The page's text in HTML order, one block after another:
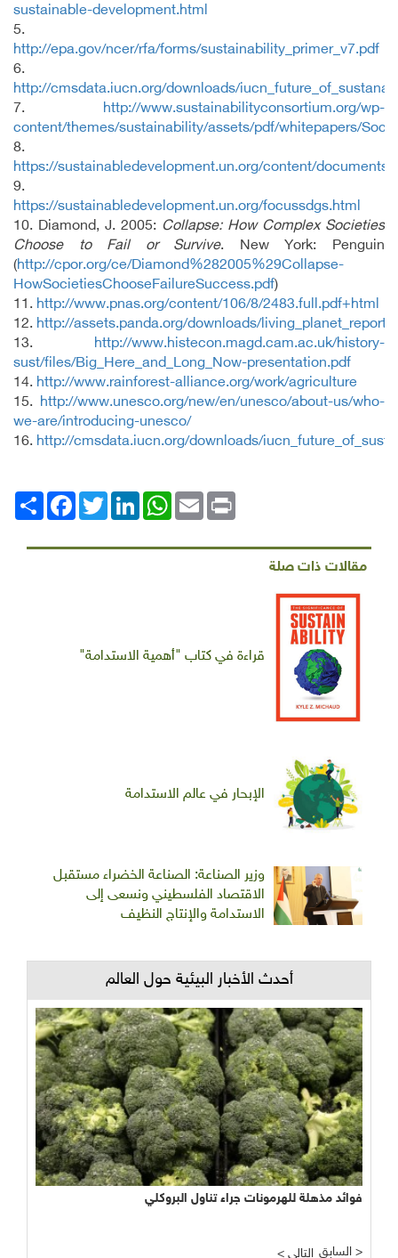
sustainable-development.html
5.
http://epa.gov/ncer/rfa/forms/sustainability_primer_v7.pdf
6.
http://cmsdata.iucn.org/downloads/
7. http://www.sustainabilityconsortium.org/wp-
content/themes/sustainability/assets/pdf/whitepapers/
8.
https://sustainabledevelopment.un.org/content/documents/
9.
https://sustainabledevelopment.un.org/focussdgs.html
10. Diamond, J. 2005: Collapse: How Complex Societies
Choose to Fail or Survive. New York: Penguin
(http://cpor.org/ce/Diamond%282005%29Collapse-
HowSocietiesChooseFailureSuccess.pdf)
11. http://www.pnas.org/content/106/8/2483.full.pdf+html
12. http://assets.panda.org/downloads/
13. http://www.histecon.magd.cam.ac.uk/history-
sust/files/Big_Here_and_Long_Now-presentation.pdf
14. http://www.rainforest-alliance.org/work/agriculture
15. http://www.unesco.org/new/en/unesco/about-us/who-
we-are/introducing-unesco/
16. http://cmsdata.iucn.org/downloads/
انشر
FacebookTwitterLinkedIn
WhatsAppEmail Print
مقالات ذات صلة
قراءة في كتاب "أهمية الاستدامة"
الإبحار في عالم الاستدامة
وزير الصناعة: الصناعة الخضراء مستقبل
الاقتصاد الفلسطيني ونسعى إلى
الاستدامة والإنتاج النظيف
أحدث الأخبار البيئية حول العالم
فوائد مذهلة للهرمونات جراء تناول البروكلي
نجاح مبشر وواعد لتجربة الأراضي الرطبة المصطنعة في معالجة
< التالي السابق >